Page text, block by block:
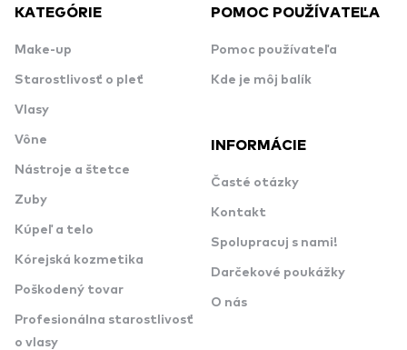
KATEGÓRIE
Make-up
Starostlivosť o pleť
Vlasy
Vône
Nástroje a štetce
Zuby
Kúpeľ a telo
Kórejská kozmetika
Poškodený tovar
Profesionálna starostlivosť
o vlasy
POMOC POUŽÍVATEĽA
Pomoc používateľa
Kde je môj balík
INFORMÁCIE
Časté otázky
Kontakt
Spolupracuj s nami!
Darčekové poukážky
O nás